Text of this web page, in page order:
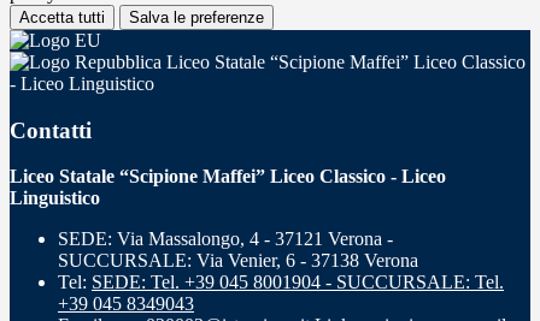
Accetta tutti Salva le preferenze
Liceo Statale “Scipione Maffei” Liceo Classico
- Liceo Linguistico
Contatti
Liceo Statale “Scipione Maffei” Liceo Classico - Liceo
Linguistico
SEDE: Via Massalongo, 4 - 37121 Verona -
SUCCURSALE: Via Venier, 6 - 37138 Verona
Tel: SEDE: Tel. +39 045 8001904 - SUCCURSALE: Tel.
+39 045 8349043